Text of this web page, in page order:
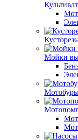
Мойки